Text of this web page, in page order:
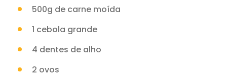
500g de carne moída
1 cebola grande
4 dentes de alho
2 ovos